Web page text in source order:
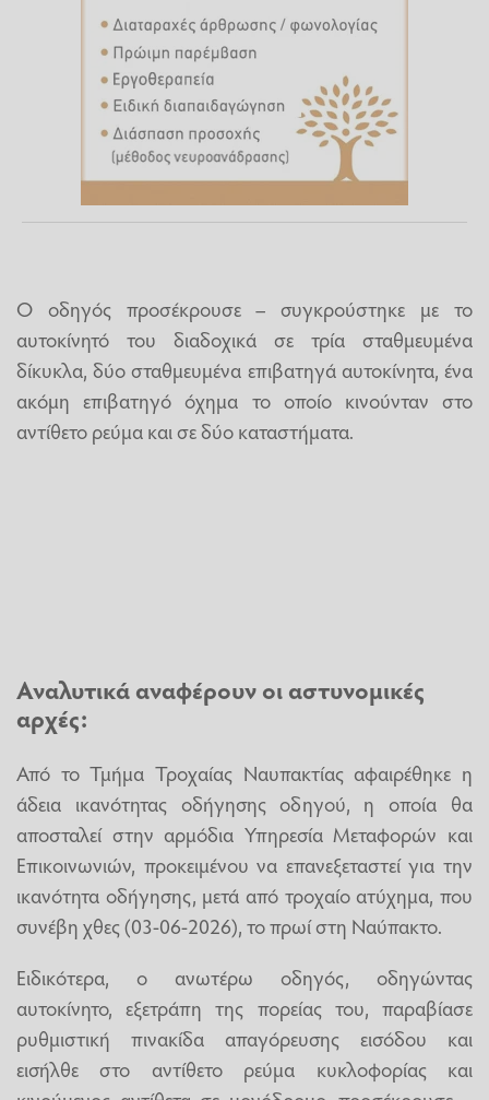
Ο οδηγός προσέκρουσε – συγκρούστηκε με το
αυτοκίνητό του διαδοχικά σε τρία σταθμευμένα
δίκυκλα, δύο σταθμευμένα επιβατηγά αυτοκίνητα, ένα
ακόμη επιβατηγό όχημα το οποίο κινούνταν στο
αντίθετο ρεύμα και σε δύο καταστήματα.
Αναλυτικά αναφέρουν οι αστυνομικές
αρχές:
Από το Τμήμα Τροχαίας Ναυπακτίας αφαιρέθηκε η
άδεια ικανότητας οδήγησης οδηγού, η οποία θα
αποσταλεί στην αρμόδια Υπηρεσία Μεταφορών και
Επικοινωνιών, προκειμένου να επανεξεταστεί για την
ικανότητα οδήγησης, μετά από τροχαίο ατύχημα, που
συνέβη χθες (03-06-2026), το πρωί στη Ναύπακτο.
Ειδικότερα, ο ανωτέρω οδηγός, οδηγώντας
αυτοκίνητο, εξετράπη της πορείας του, παραβίασε
ρυθμιστική πινακίδα απαγόρευσης εισόδου και
εισήλθε στο αντίθετο ρεύμα κυκλοφορίας και